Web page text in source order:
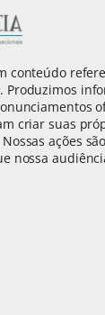
conteúdo
criar suas
ações
nossa